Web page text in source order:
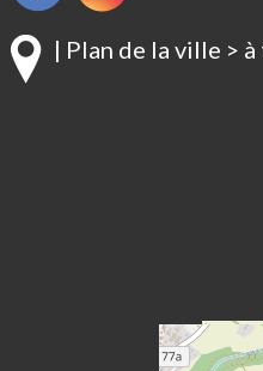
| Plan de la ville >